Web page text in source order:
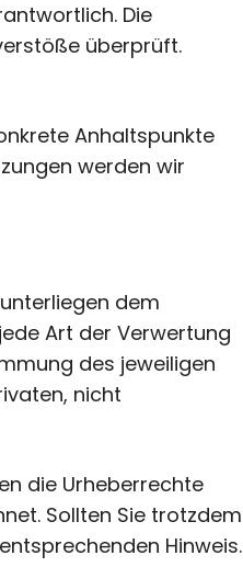
Die
überprüft.
Anhaltspunkte
werden wir
dem
Art der Verwertung
des jeweiligen
nicht
die Urheberrechte
Sollten Sie trotzdem
Hinweis.